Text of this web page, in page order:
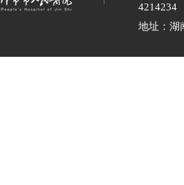
4214234
地址：湖